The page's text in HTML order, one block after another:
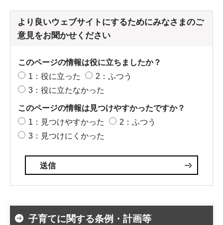
より良いウェブサイトにするためにみなさまのご
意見をお聞かせください
このページの情報は役に立ちましたか？
1：役に立った
2：ふつう
3：役に立たなかった
このページの情報は見つけやすかったですか？
1：見つけやすかった
2：ふつう
3：見つけにくかった
子育てに関する条例・計画等